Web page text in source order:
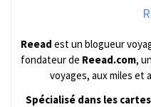
Reead est un blogueur
fondateur de Reead.com,
voyages, aux miles et
Spécialisé dans les